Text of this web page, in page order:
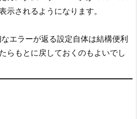
示されるようになります。
エラーが返る設定自体は結構便利
らもとに戻しておくのもよいでし